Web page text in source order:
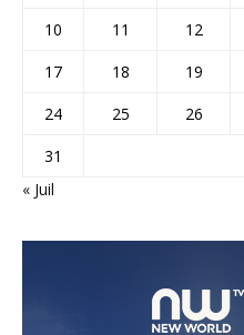
10
11 12
17
18 19
24
25 26
31
« Juil